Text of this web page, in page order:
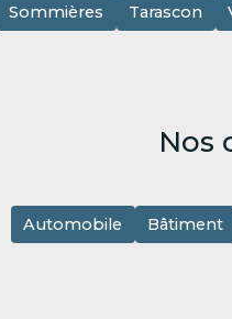
Sommières Tarascon
Nos
Automobile Bâtiment